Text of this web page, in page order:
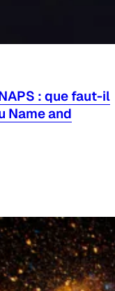
: que faut-il
Name and